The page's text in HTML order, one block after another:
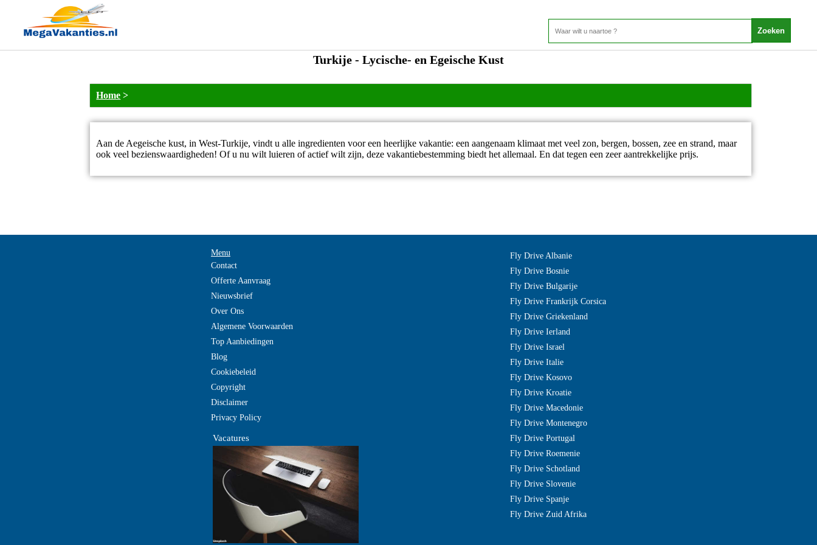
Turkije - Lycische- en Egeische Kust
Home >
Aan de Aegeische kust, in West-Turkije, vindt u alle ingredienten voor een heerlijke vakantie: een aangenaam klimaat met veel zon, bergen, bossen, zee en strand, maar
ook veel bezienswaardigheden! Of u nu wilt luieren of actief wilt zijn, deze vakantiebestemming biedt het allemaal. En dat tegen een zeer aantrekkelijke prijs.
Menu
Contact
Offerte Aanvraag
Nieuwsbrief
Over Ons
Algemene Voorwaarden
Top Aanbiedingen
Blog
Cookiebeleid
Copyright
Disclaimer
Privacy Policy
Vacatures
Fly Drive Albanie
Fly Drive Bosnie
Fly Drive Bulgarije
Fly Drive Frankrijk Corsica
Fly Drive Griekenland
Fly Drive Ierland
Fly Drive Israel
Fly Drive Italie
Fly Drive Kosovo
Fly Drive Kroatie
Fly Drive Macedonie
Fly Drive Montenegro
Fly Drive Portugal
Fly Drive Roemenie
Fly Drive Schotland
Fly Drive Slovenie
Fly Drive Spanje
Fly Drive Zuid Afrika